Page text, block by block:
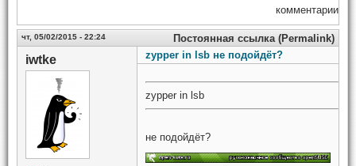
комментарии
чт, 05/02/2015 - 22:24 Постоянная ссылка (Permalink)
iwtke zypper in lsb не подойдёт?
zypper in lsb
не подойдёт?